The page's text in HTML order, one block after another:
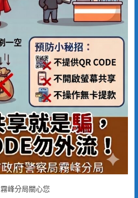
霧峰分局關心您